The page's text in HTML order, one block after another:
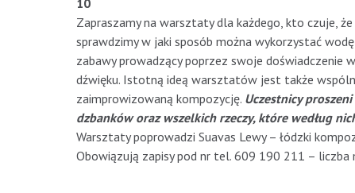
10
Zapraszamy na warsztaty dla każdego, kto czuje,
sprawdzimy w jaki sposób można wykorzystać
zabawy prowadzący poprzez swoje doświadczenie
dźwięku. Istotną ideą warsztatów jest także
zaimprowizowaną kompozycję. Uczestnicy
dzbanków oraz wszelkich rzeczy, które według
Warsztaty poprowadzi Suavas Lewy – łódzki
Obowiązują zapisy pod nr tel. 609 190 211 – liczba